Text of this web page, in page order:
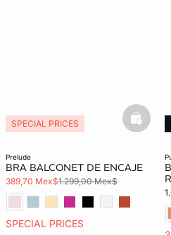
prelude
BRA BALCONET DE ENCAJE
389,70 Mex$1.299,00 Mex$
SPECIAL PRICES
SPECIAL PRICES